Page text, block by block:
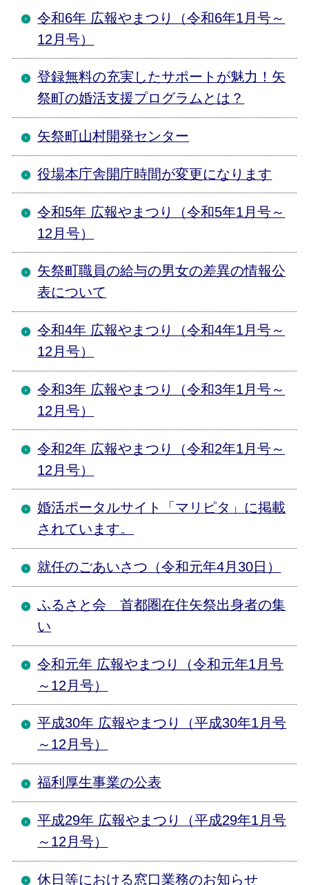
令和6年 広報やまつり（令和6年1月号～
12月号）
登録無料の充実したサポートが魅力！矢
祭町の婚活支援プログラムとは？
矢祭町山村開発センター
役場本庁舎開庁時間が変更になります
令和5年 広報やまつり（令和5年1月号～
12月号）
矢祭町職員の給与の男女の差異の情報公
表について
令和4年 広報やまつり（令和4年1月号～
12月号）
令和3年 広報やまつり（令和3年1月号～
12月号）
令和2年 広報やまつり（令和2年1月号～
12月号）
婚活ポータルサイト「マリピタ」に掲載
されています。
就任のごあいさつ（令和元年4月30日）
ふるさと会 首都圏在住矢祭出身者の集
い
令和元年 広報やまつり（令和元年1月号
～12月号）
平成30年 広報やまつり（平成30年1月号
～12月号）
福利厚生事業の公表
平成29年 広報やまつり（平成29年1月号
～12月号）
休日等における窓口業務のお知らせ